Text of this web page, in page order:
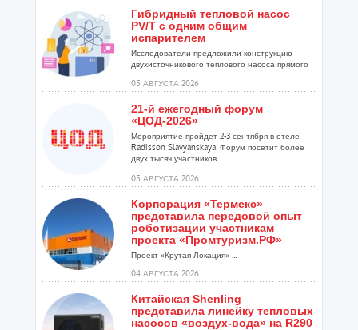
Гибридный тепловой насос
PV/T с одним общим
испарителем
Исследователи предложили конструкцию
двухисточникового теплового насоса прямого
05 АВГУСТА 2026
21-й ежегодный форум
«ЦОД-2026»
Мероприятие пройдет 2-3 сентября в отеле
Radisson Slavyanskaya. Форум посетит более
двух тысяч участников...
05 АВГУСТА 2026
Корпорация «Термекс»
представила передовой опыт
роботизации участникам
проекта «Промтуризм.РФ»
Проект «Крутая Локация» ...
04 АВГУСТА 2026
Китайская Shenling
представила линейку тепловых
насосов «воздух-вода» на R290